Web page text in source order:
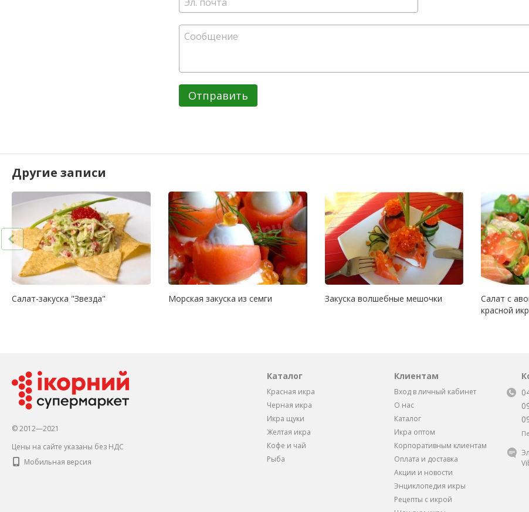
Отправить
Другие записи
Салат-закуска "Звезда" Морская закуска из семги Закуска волшебные мешочки
Салат с
красной
© 2012—2021
Цены на сайте указаны без НДС
Мобильная версия
Каталог
Красная икра
Черная икра
Икра щуки
Желтая икра
Кофе и чай
Рыба
Клиентам
Вход в личный кабинет
О нас
Каталог
Икра оптом
Корпоративным клиентам
Оплата и доставка
Акции и новости
Энциклопедия икры
Рецепты с икрой